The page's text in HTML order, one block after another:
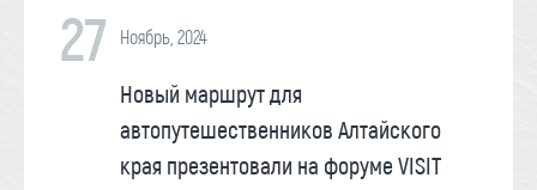
27 Ноябрь, 2024
Новый маршрут для
автопутешественников Алтайского
края презентовали на форуме VISIT